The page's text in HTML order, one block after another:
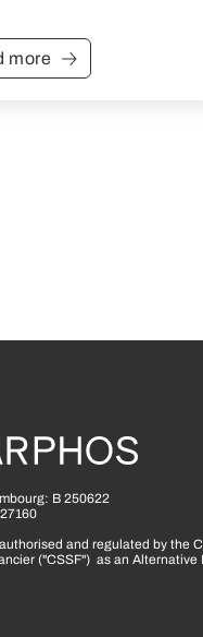
more
B 250622
and regulated by the
("CSSF") as an Alternative